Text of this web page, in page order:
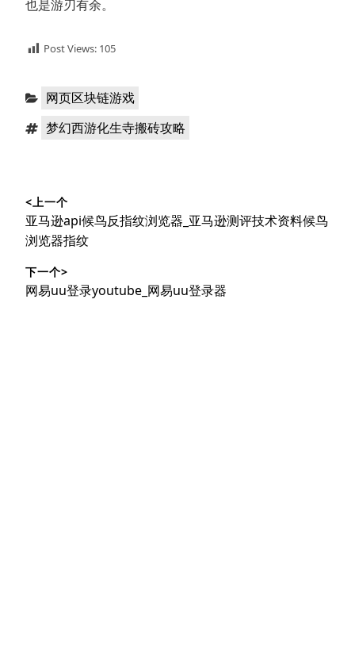
也是游刃有余。
Post Views: 105
分
网页区块链游戏
标 梦幻西游化生寺搬砖攻略
章
导
航
<上一个
上
篇
章：
亚马逊api候鸟反指纹浏览器_亚马逊测评技术资料候鸟
浏览器指纹
下一个>
下
网易uu登录youtube_网易uu登录器